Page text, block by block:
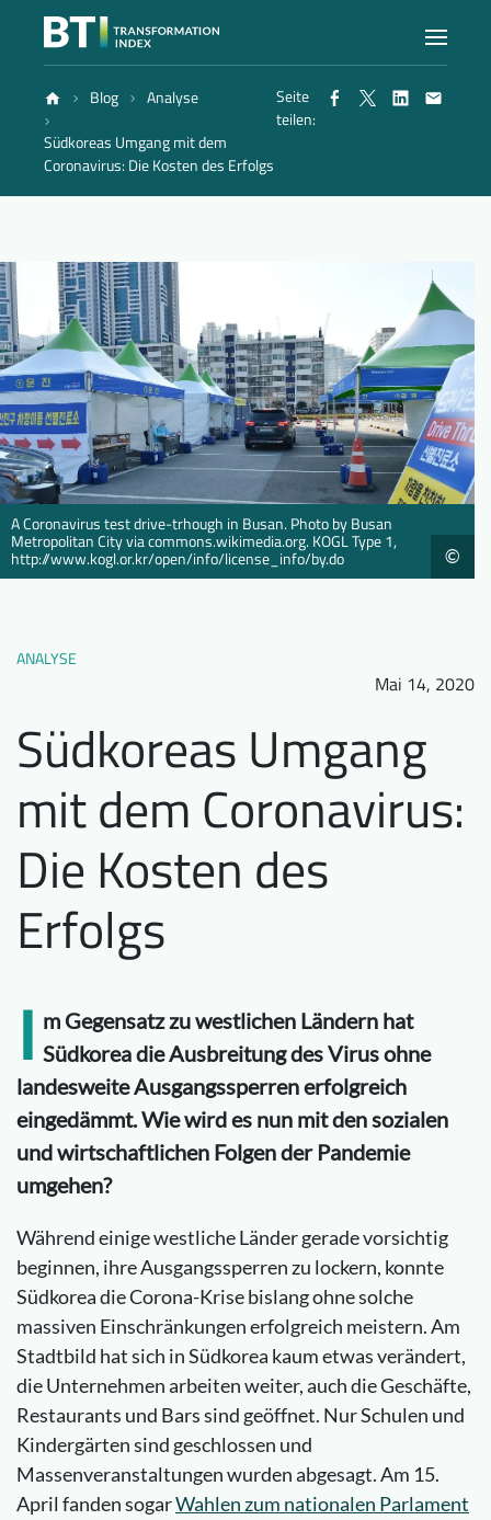
Index
Berichte
Methode
Blog
Downloads Wer wir sind
FAQ Newsletter
Blog
Analyse
Südkoreas Umgang mit dem
Coronavirus: Die Kosten des Erfolgs
Seite
teilen:
©
A Coronavirus test drive-trhough in Busan. Photo by Busan
Metropolitan City via commons.wikimedia.org. KOGL Type 1,
http://www.kogl.or.kr/open/info/license_info/by.do
ANALYSE
Mai 14, 2020
Südkoreas Umgang
mit dem Coronavirus:
Die Kosten des
Erfolgs
I m Gegensatz zu westlichen Ländern hat
Südkorea die Ausbreitung des Virus ohne
landesweite Ausgangssperren erfolgreich
eingedämmt. Wie wird es nun mit den sozialen
und wirtschaftlichen Folgen der Pandemie
umgehen?
Während einige westliche Länder gerade vorsichtig
beginnen, ihre Ausgangssperren zu lockern, konnte
Südkorea die Corona-Krise bislang ohne solche
massiven Einschränkungen erfolgreich meistern. Am
Stadtbild hat sich in Südkorea kaum etwas verändert,
die Unternehmen arbeiten weiter, auch die Geschäfte,
Restaurants und Bars sind geöffnet. Nur Schulen und
Kindergärten sind geschlossen und
Massenveranstaltungen wurden abgesagt. Am 15.
April fanden sogarWahlen zum nationalen Parlament